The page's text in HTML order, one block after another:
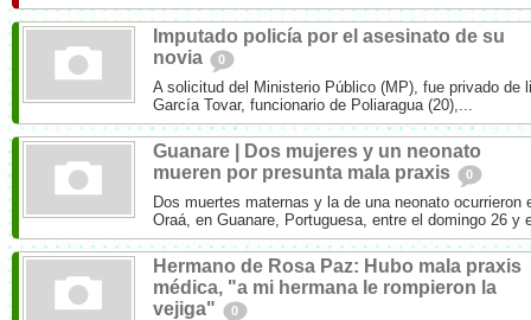
Imputado policía por el asesinato de su
novia
0
A solicitud del Ministerio Público (MP), fue privado de
García Tovar, funcionario de Poliaragua (20),...
Guanare | Dos mujeres y un neonato
mueren por presunta mala praxis
0
Dos muertes maternas y la de una neonato ocurrieron
Oraá, en Guanare, Portuguesa, entre el domingo 26 y
Hermano de Rosa Paz: Hubo mala praxis
médica, "a mi hermana le rompieron la
vejiga"
0